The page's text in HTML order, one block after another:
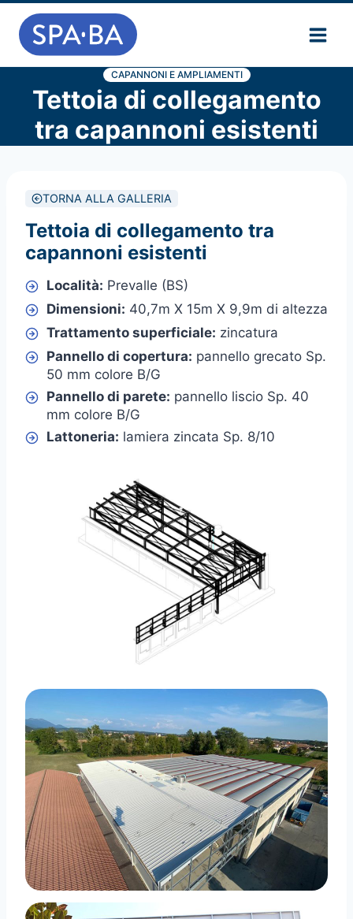
contenuto
CAPANNONI E AMPLIAMENTI
Tettoia di collegamento
tra capannoni esistenti
TORNA ALLA GALLERIA
Tettoia di collegamento tra
capannoni esistenti
Località: Prevalle (BS)
Dimensioni: 40,7m X 15m X 9,9m di altezza
Trattamento superficiale: zincatura
Pannello di copertura: pannello grecato Sp.
50 mm colore B/G
Pannello di parete: pannello liscio Sp. 40
mm colore B/G
Lattoneria: lamiera zincata Sp. 8/10